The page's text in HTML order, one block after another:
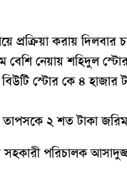
করায় দিলবার
বেশি নেয়ায় শহিদুল
স্টোর কে ৪ হাজার
২ শত টাকা
সহকারী পরিচালক